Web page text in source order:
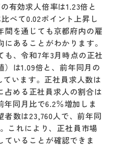
有効求人倍率は1.23倍と
べて0.02ポイント上昇し
間を通じても京都府内の雇
あることがわかります。
も、令和7年3月時点の正社
は1.09倍と、前年同月の
います。正社員求人数は
占める正社員求人の割合は
同月比で6.2％増加しま
者数は23,760人で、前年同
これにより、正社員市場
ていることが確認できま